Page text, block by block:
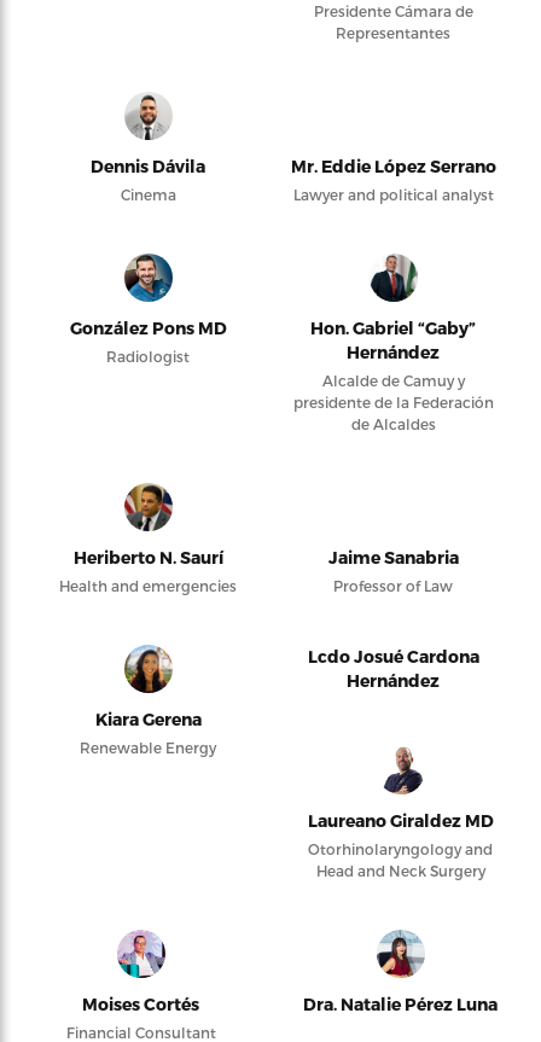
Presidente Cámara de
Representantes
Dennis Dávila
Cinema
Mr. Eddie López Serrano
Lawyer and political analyst
González Pons MD
Radiologist
Hon. Gabriel “Gaby”
Hernández
Alcalde de Camuy y
presidente de la Federación
de Alcaldes
Heriberto N. Saurí
Health and emergencies
Jaime Sanabria
Professor of Law
Kiara Gerena
Renewable Energy
Lcdo Josué Cardona
Hernández
Laureano Giraldez MD
Otorhinolaryngology and
Head and Neck Surgery
Moises Cortés
Financial Consultant
Dra. Natalie Pérez Luna